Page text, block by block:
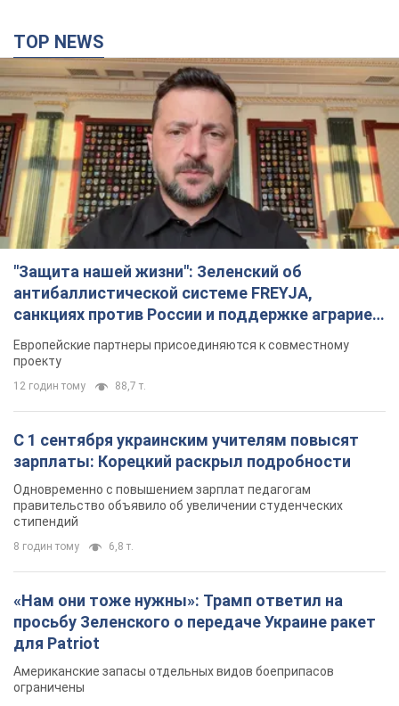
"Защита нашей жизни": Зеленский об
антибаллистической системе FREYJA,
санкциях против России и поддержке аграриев.
Видео
Европейские партнеры присоединяются к совместному
проекту
12 годин тому 88,7 т.
С 1 сентября украинским учителям повысят
зарплаты: Корецкий раскрыл подробности
Одновременно с повышением зарплат педагогам
стипендий
8 годин тому
просьбу Зеленского о передаче Украине ракет
для Patriot
Американские запасы отдельных видов боеприпасов
ограничены